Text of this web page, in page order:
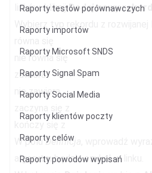
Raporty testów porównawczych
Raporty importów
Raporty Microsoft SNDS
Raporty Signal Spam
Raporty Social Media
Raporty klientów poczty
Raporty celów
Raporty powodów wypisań
linków, kliknijDodaj nowy rekord.
Wybierz typ rekordu z rozwijanej
nie równa się
zawiera
nie zawiera
kończy się z
W poluDefinicja
, wprowadź
algorytm będzie szukał w linku.